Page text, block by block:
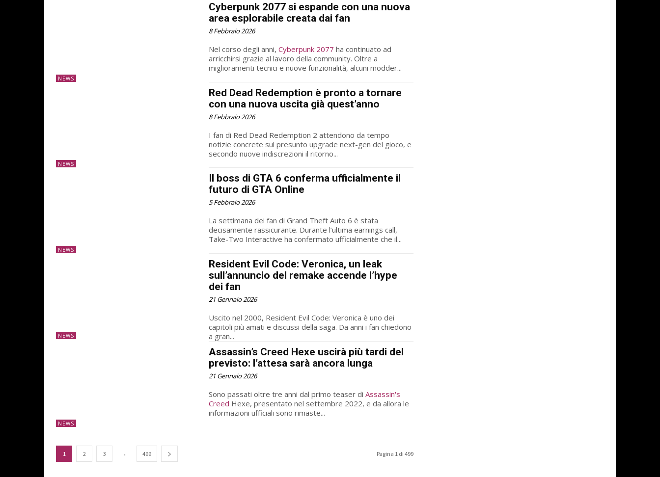
NEWS
Cyberpunk 2077 si espande con una nuova
area esplorabile creata dai fan
8 Febbraio 2026
Nel corso degli anni,Cyberpunk 2077 ha continuato ad
arricchirsi grazie al lavoro della community. Oltre a
miglioramenti tecnici e nuove funzionalità, alcuni modder...
NEWS
Red Dead Redemption è pronto a tornare
con una nuova uscita già quest’anno
8 Febbraio 2026
I fan di Red Dead Redemption 2 attendono da tempo
notizie concrete sul presunto upgrade next-gen del gioco, e
secondo nuove indiscrezioni il ritorno...
NEWS
Il boss di GTA 6 conferma ufficialmente il
futuro di GTA Online
5 Febbraio 2026
La settimana dei fan di Grand Theft Auto 6 è stata
decisamente rassicurante. Durante l’ultima earnings call,
Take-Two Interactive ha confermato ufficialmente che il...
NEWS
Resident Evil Code: Veronica, un leak
sull’annuncio del remake accende l’hype
dei fan
21 Gennaio 2026
Uscito nel 2000, Resident Evil Code: Veronica è uno dei
capitoli più amati e discussi della saga. Da anni i fan chiedono
a gran...
NEWS
Assassin’s Creed Hexe uscirà più tardi del
previsto: l’attesa sarà ancora lunga
21 Gennaio 2026
Sono passati oltre tre anni dal primo teaser diAssassin's
Creed Hexe, presentato nel settembre 2022, e da allora le
informazioni ufficiali sono rimaste...
1 2 3 ... 499 Pagina 1 di 499